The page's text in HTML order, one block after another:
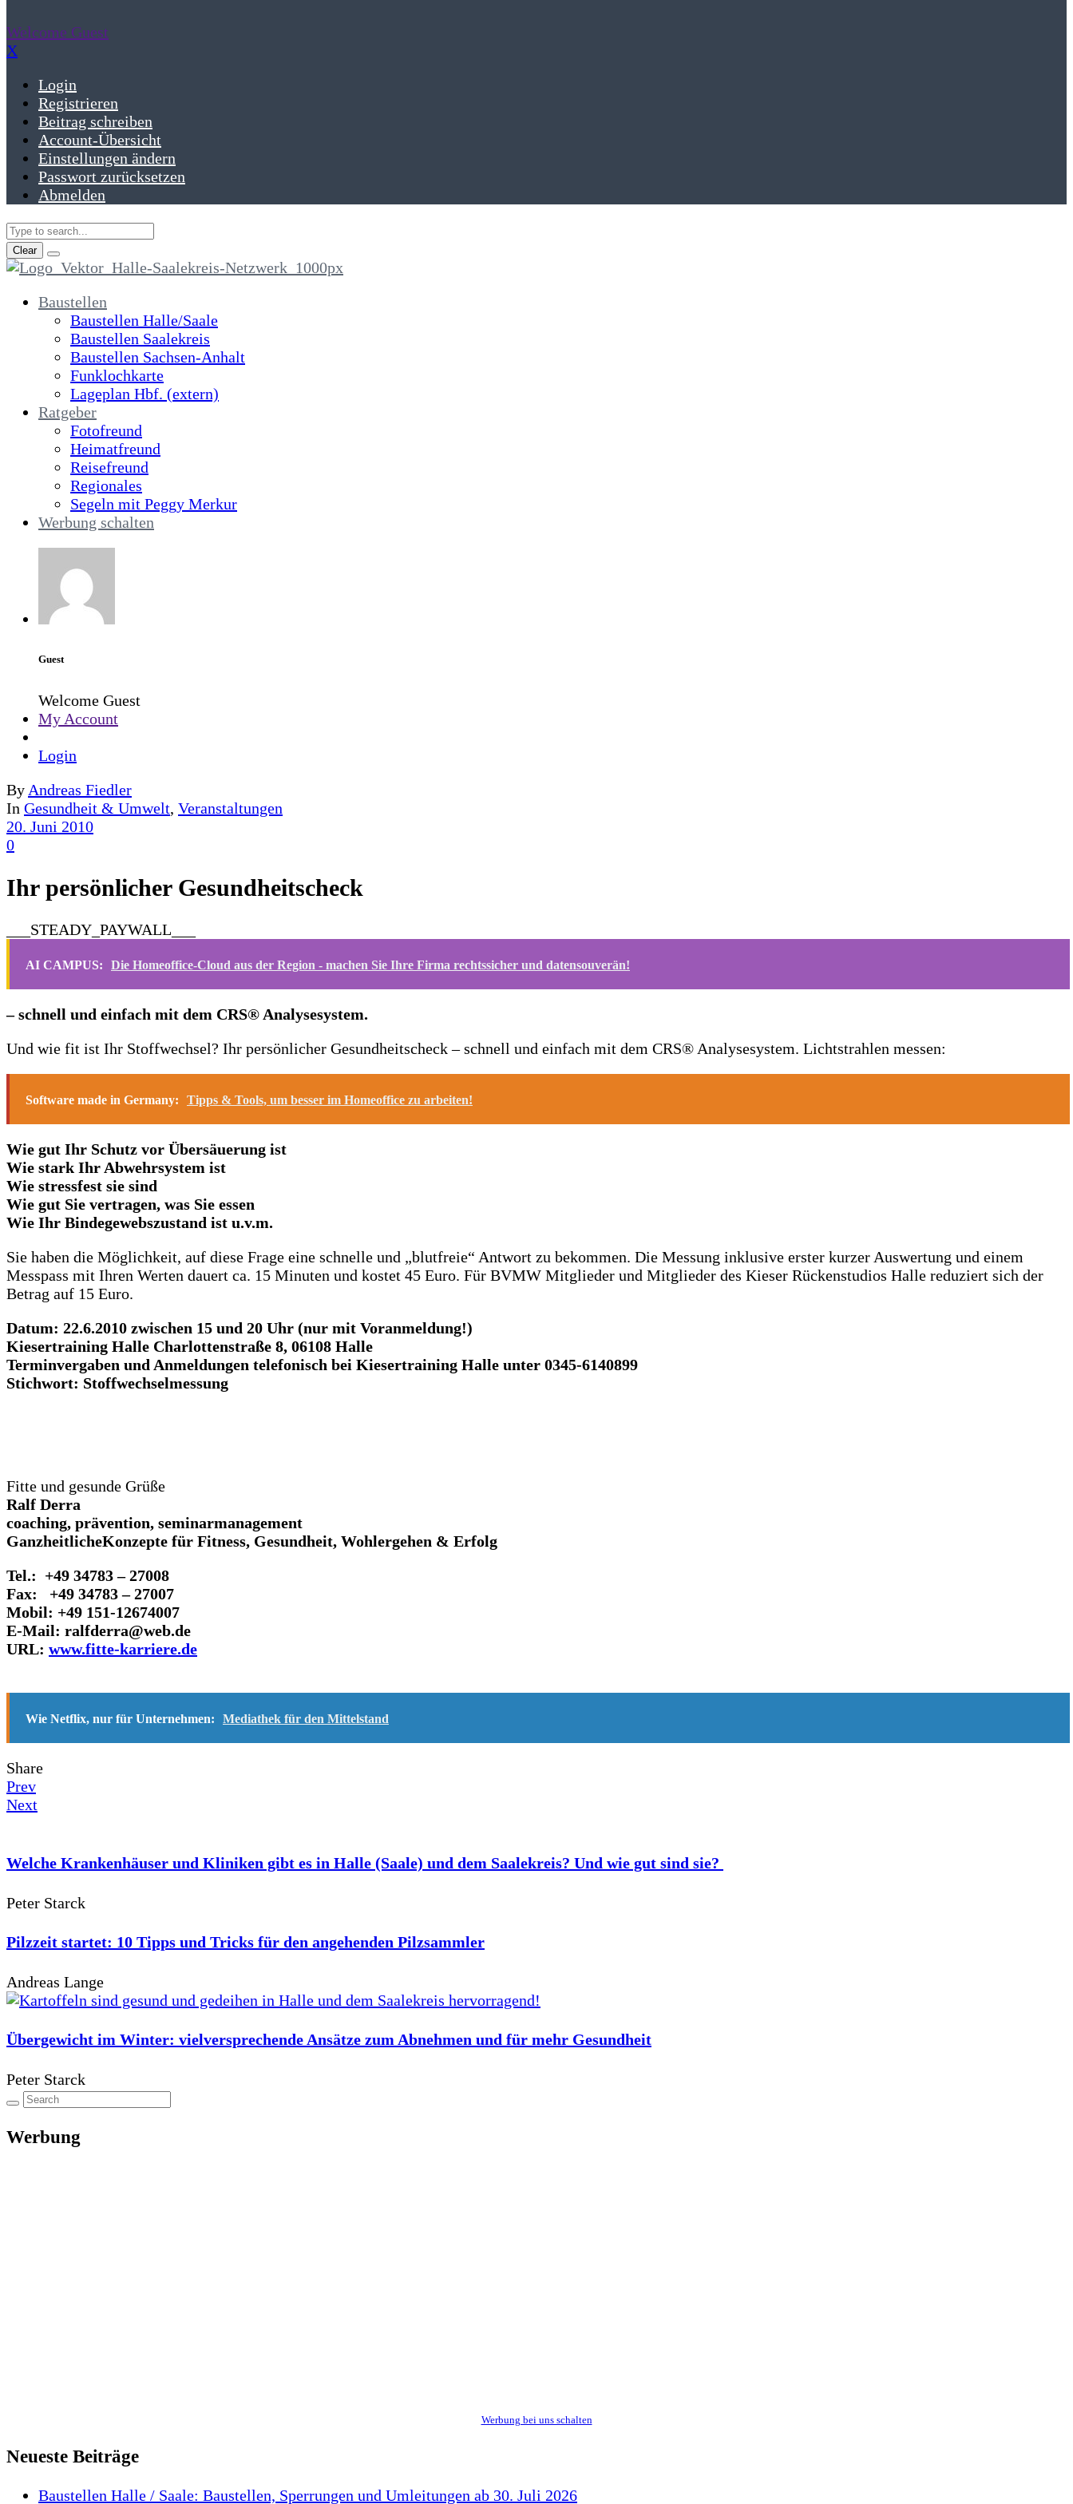
Welcome Guest
X
Login
Registrieren
Beitrag schreiben
Account-Übersicht
Einstellungen ändern
Passwort zurücksetzen
Abmelden
Clear
Baustellen
Baustellen Halle/Saale
Baustellen Saalekreis
Baustellen Sachsen-Anhalt
Funklochkarte
Lageplan Hbf. (extern)
Ratgeber
Fotofreund
Heimatfreund
Reisefreund
Regionales
Segeln mit Peggy Merkur
Werbung schalten
Guest
Welcome Guest
My Account
Login
By Andreas Fiedler
In Gesundheit & Umwelt, Veranstaltungen
20. Juni 2010
0
Ihr persönlicher Gesundheitscheck
___STEADY_PAYWALL___
AI CAMPUS: Die Homeoffice-Cloud aus der Region - machen Sie Ihre Firma rechtssicher und datensouverän!
– schnell und einfach mit dem CRS® Analysesystem.
Und wie fit ist Ihr Stoffwechsel? Ihr persönlicher Gesundheitscheck – schnell und einfach mit dem CRS® Analysesystem. Lichtstrahlen messen:
Software made in Germany: Tipps & Tools, um besser im Homeoffice zu arbeiten!
Wie gut Ihr Schutz vor Übersäuerung ist
Wie stark Ihr Abwehrsystem ist
Wie stressfest sie sind
Wie gut Sie vertragen, was Sie essen
Wie Ihr Bindegewebszustand ist u.v.m.
Sie haben die Möglichkeit, auf diese Frage eine schnelle und „blutfreie“ Antwort zu bekommen. Die Messung inklusive erster kurzer Auswertung und einem
Messpass mit Ihren Werten dauert ca. 15 Minuten und kostet 45 Euro. Für BVMW Mitglieder und Mitglieder des Kieser Rückenstudios Halle reduziert sich der
Betrag auf 15 Euro.
Datum: 22.6.2010 zwischen 15 und 20 Uhr (nur mit Voranmeldung!)
Kiesertraining Halle Charlottenstraße 8, 06108 Halle
Terminvergaben und Anmeldungen telefonisch bei Kiesertraining Halle unter 0345-6140899
Stichwort: Stoffwechselmessung
Fitte und gesunde Grüße
Ralf Derra
coaching, prävention, seminarmanagement
GanzheitlicheKonzepte für Fitness, Gesundheit, Wohlergehen & Erfolg
Tel.: +49 34783 – 27008
Fax: +49 34783 – 27007
Mobil: +49 151-12674007
E-Mail: ralfderra@web.de
URL: www.fitte-karriere.de
Wie Netflix, nur für Unternehmen: Mediathek für den Mittelstand
Share
Prev
Next
Welche Krankenhäuser und Kliniken gibt es in Halle (Saale) und dem Saalekreis? Und wie gut sind sie?
Peter Starck
Pilzzeit startet: 10 Tipps und Tricks für den angehenden Pilzsammler
Andreas Lange
Übergewicht im Winter: vielversprechende Ansätze zum Abnehmen und für mehr Gesundheit
Peter Starck
Werbung
Werbung bei uns schalten
Neueste Beiträge
Baustellen Halle / Saale: Baustellen, Sperrungen und Umleitungen ab 30. Juli 2026